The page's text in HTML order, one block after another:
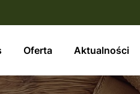
Oferta Aktualności